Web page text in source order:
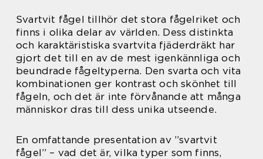
Svartvit fågel tillhör det stora fågelriket och
finns i olika delar av världen. Dess distinkta
och karaktäristiska svartvita fjäderdräkt har
gjort det till en av de mest igenkännliga och
beundrade fågeltyperna. Den svarta och vita
kombinationen ger kontrast och skönhet till
fågeln, och det är inte förvånande att många
människor dras till dess unika utseende.
En omfattande presentation av ”svartvit
fågel” – vad det är, vilka typer som finns,